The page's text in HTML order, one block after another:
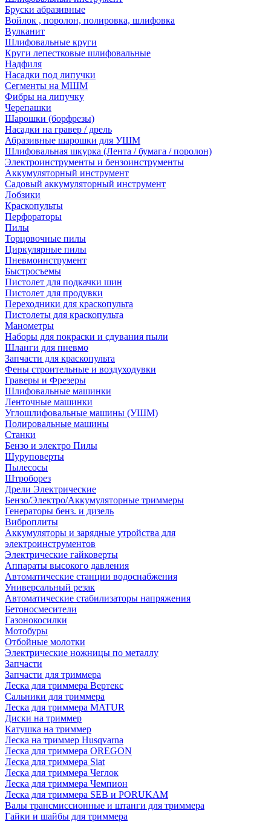
Бруски абразивные
Войлок , поролон, полировка, шлифовка
Вулканит
Шлифовальные круги
Круги лепестковые шлифовальные
Надфиля
Насадки под липучки
Сегменты на МШМ
Фибры на липучку
Черепашки
Шарошки (борфрезы)
Насадки на гравер / дрель
Абразивные шарошки для УШМ
Шлифовальная шкурка (Лента / бумага / поролон)
Электроинструменты и бензоинструменты
Аккумуляторный инструмент
Садовый аккумуляторный инструмент
Лобзики
Краскопульты
Перфораторы
Пилы
Торцовочные пилы
Циркулярные пилы
Пневмоинструмент
Быстросъемы
Пистолет для подкачки шин
Пистолет для продувки
Переходники для краскопульта
Пистолеты для краскопульта
Манометры
Наборы для покраски и сдувания пыли
Шланги для пневмо
Запчасти для краскопульта
Фены строительные и воздуходувки
Граверы и Фрезеры
Шлифовальные машинки
Ленточные машинки
Углошлифовальные машины (УШМ)
Полировальные машины
Станки
Бензо и электро Пилы
Шуруповерты
Пылесосы
Штроборез
Дрели Электрические
Бензо/Электро/Аккумуляторные триммеры
Генераторы бенз. и дизель
Виброплиты
Аккумуляторы и зарядные утройства для
электроинструментов
Электрические гайковерты
Аппараты высокого давления
Автоматические станции водоснабжения
Универсальный резак
Автоматические стабилизаторы напряжения
Бетоносмесители
Газонокосилки
Мотобуры
Отбойные молотки
Электрические ножницы по металлу
Запчасти
Запчасти для триммера
Леска для триммера Вертекс
Сальники для триммера
Леска для триммера MATUR
Диски на триммер
Катушка на триммер
Леска на триммер Husqvarna
Леска для триммера OREGON
Леска для триммера Siat
Леска для триммера Чеглок
Леска для триммера Чемпион
Леска для триммера SEB и PORUKAM
Валы трансмиссионные и штанги для триммера
Гайки и шайбы для триммера